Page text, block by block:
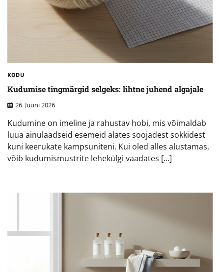
KODU
Kudumise tingmärgid selgeks: lihtne juhend algajale
26. Juuni 2026
Kudumine on imeline ja rahustav hobi, mis võimaldab
luua ainulaadseid esemeid alates soojadest sokkidest
kuni keerukate kampsuniteni. Kui oled alles alustamas,
võib kudumismustrite lehekülgi vaadates […]